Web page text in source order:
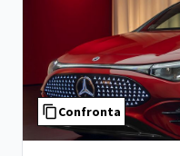
Confronta